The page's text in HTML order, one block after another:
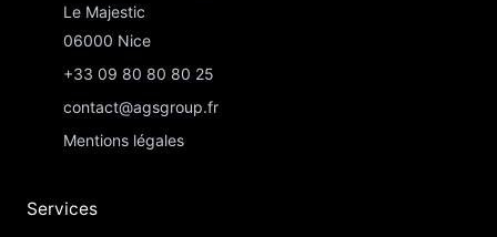
Le Majestic
06000 Nice
+33 09 80 80 80 25
contact@agsgroup.fr
Mentions légales
Services